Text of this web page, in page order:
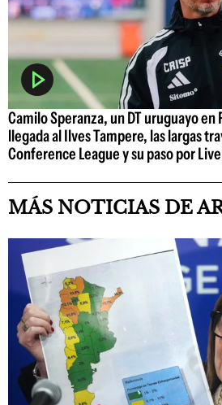
Camilo Speranza, un DT uruguayo
llegada al Ilves Tampere, las largas
Conference League y su paso por
MÁS NOTICIAS DE